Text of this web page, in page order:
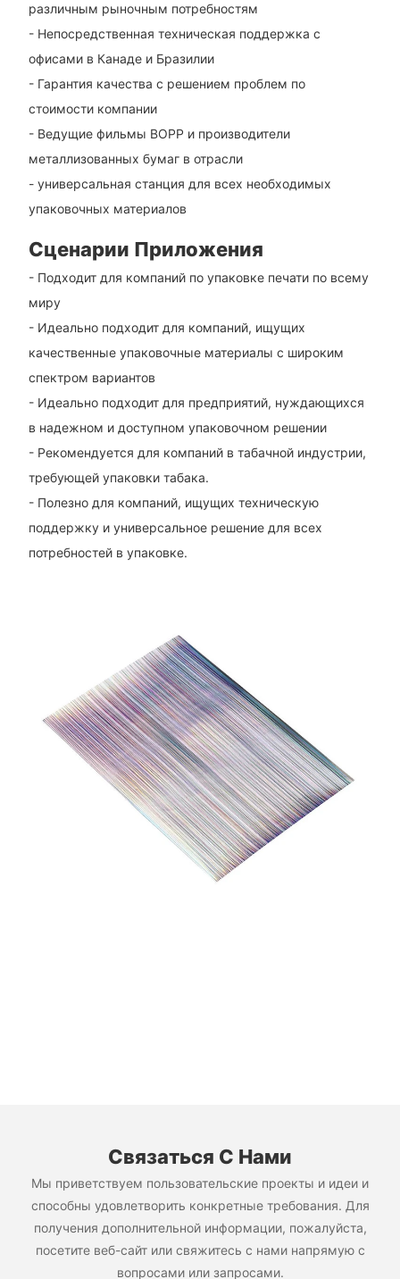
различным рыночным потребностям
- Непосредственная техническая поддержка с
офисами в Канаде и Бразилии
- Гарантия качества с решением проблем по
стоимости компании
- Ведущие фильмы BOPP и производители
металлизованных бумаг в отрасли
- универсальная станция для всех необходимых
упаковочных материалов
Сценарии Приложения
- Подходит для компаний по упаковке печати по всему
миру
- Идеально подходит для компаний, ищущих
качественные упаковочные материалы с широким
спектром вариантов
- Идеально подходит для предприятий, нуждающихся
в надежном и доступном упаковочном решении
- Рекомендуется для компаний в табачной индустрии,
требующей упаковки табака.
- Полезно для компаний, ищущих техническую
поддержку и универсальное решение для всех
потребностей в упаковке.
Связаться С Нами
Мы приветствуем пользовательские проекты и идеи и
способны удовлетворить конкретные требования. Для
получения дополнительной информации, пожалуйста,
посетите веб-сайт или свяжитесь с нами напрямую с
вопросами или запросами.